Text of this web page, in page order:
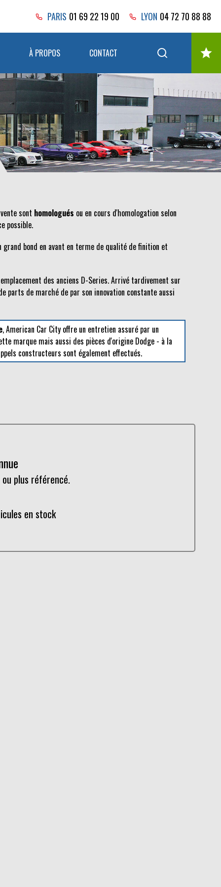
PARIS 01 69 22 19 00 LYON 04 72 70 88 88
À PROPOS CONTACT
sont homologués ou en cours d'homologation selon
possible.
bond en avant en terme de qualité de finition et
des anciens D-Series. Arrivé tardivement sur
parts de marché de par son innovation constante aussi
, American Car City offre un entretien assuré par un
marque mais aussi des pièces d'origine Dodge - à la
constructeurs sont également effectués.
plus référencé.
en stock